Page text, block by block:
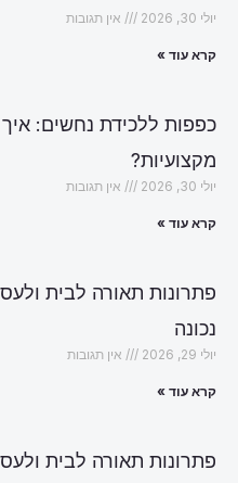
יולי 30, 2026 אין תגובות
קרא עוד »
כפפות ללכידת נחשים: איך
מקצועיות?
יולי 30, 2026 אין תגובות
קרא עוד »
פתרונות תאורה לבית
נכונה
יולי 29, 2026 אין תגובות
קרא עוד »
פתרונות תאורה לבית